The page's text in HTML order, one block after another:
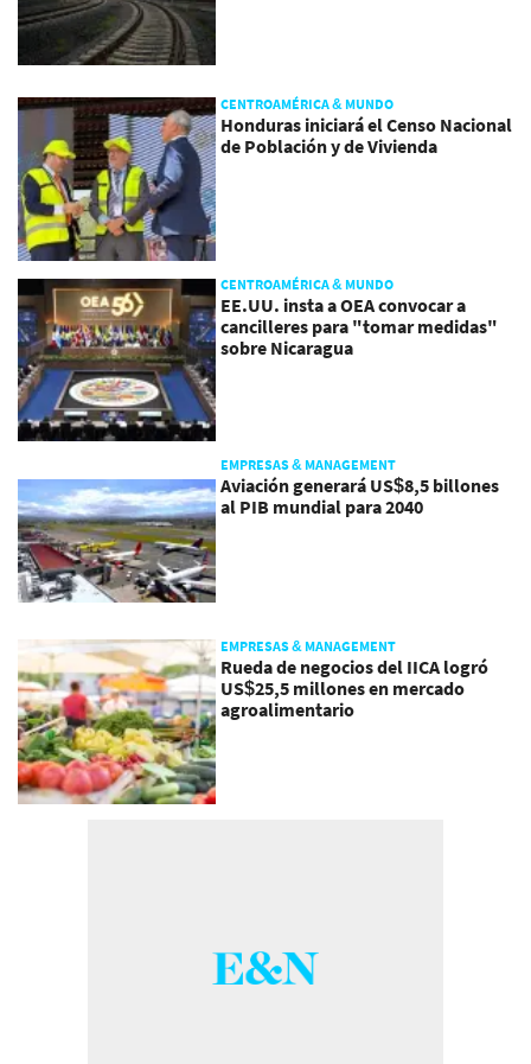
CENTROAMÉRICA & MUNDO
Honduras iniciará el Censo Nacional
de Población y de Vivienda
CENTROAMÉRICA & MUNDO
EE.UU. insta a OEA convocar a
cancilleres para "tomar medidas"
sobre Nicaragua
EMPRESAS & MANAGEMENT
Aviación generará US$8,5 billones
al PIB mundial para 2040
EMPRESAS & MANAGEMENT
Rueda de negocios del IICA logró
US$25,5 millones en mercado
agroalimentario